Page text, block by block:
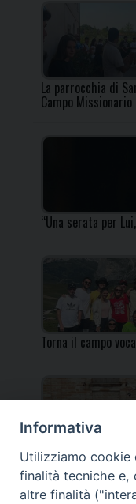
La parrocchia di
Campo Missionario
“Una serata per
Torna il campo
Torna il Campo
Informativa
Utilizziamo cookie
finalità tecniche e,
altre finalità